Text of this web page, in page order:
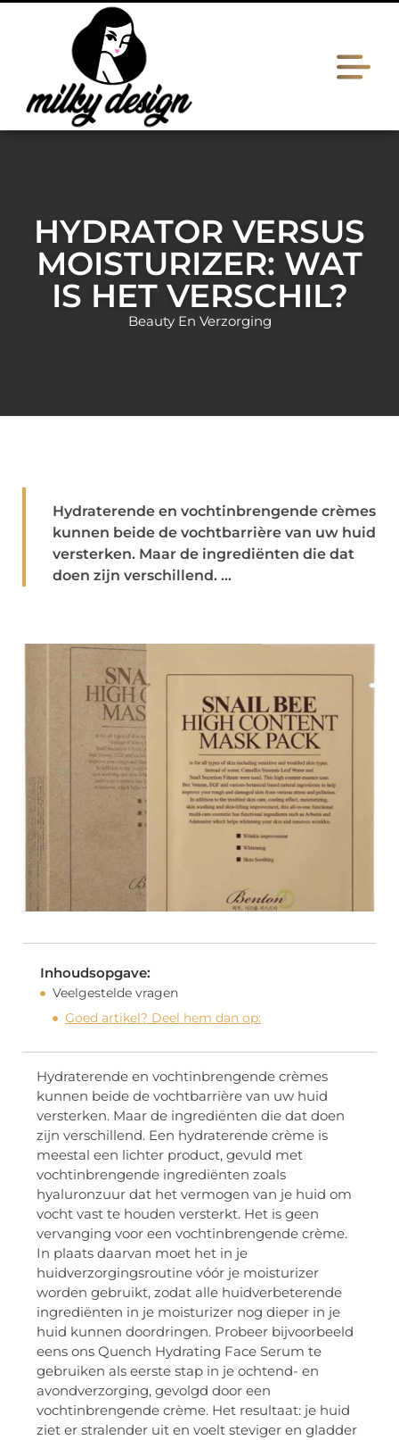
HYDRATOR VERSUS
MOISTURIZER: WAT
IS HET VERSCHIL?
Beauty En Verzorging
Hydraterende en vochtinbrengende crèmes
kunnen beide de vochtbarrière van uw huid
versterken. Maar de ingrediënten die dat
doen zijn verschillend. ...
Inhoudsopgave:
Veelgestelde vragen
Goed artikel? Deel hem dan op:
Hydraterende en vochtinbrengende crèmes
kunnen beide de vochtbarrière van uw huid
versterken. Maar de ingrediënten die dat doen
zijn verschillend. Een hydraterende crème is
meestal een lichter product, gevuld met
vochtinbrengende ingrediënten zoals
hyaluronzuur dat het vermogen van je huid om
vocht vast te houden versterkt. Het is geen
vervanging voor een vochtinbrengende crème.
In plaats daarvan moet het in je
huidverzorgingsroutine vóór je moisturizer
worden gebruikt, zodat alle huidverbeterende
ingrediënten in je moisturizer nog dieper in je
huid kunnen doordringen. Probeer bijvoorbeeld
eens ons Quench Hydrating Face Serum te
gebruiken als eerste stap in je ochtend- en
avondverzorging, gevolgd door een
vochtinbrengende crème. Het resultaat: je huid
ziet er stralender uit en voelt steviger en gladder